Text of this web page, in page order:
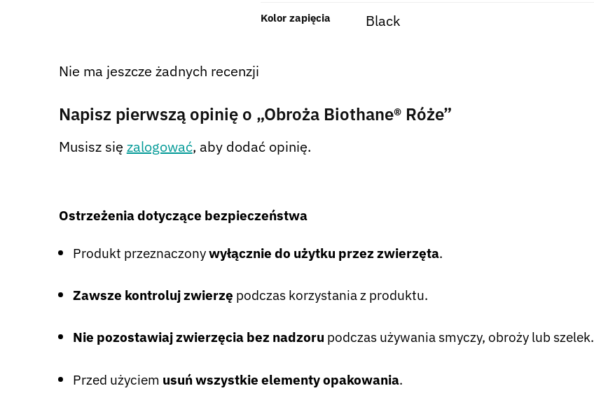
Kolor zapięcia Black
Nie ma jeszcze żadnych recenzji
Napisz pierwszą opinię o „Obroża Biothane® Róże”
Musisz się zalogować, aby dodać opinię.
Ostrzeżenia dotyczące bezpieczeństwa
Produkt przeznaczonywyłącznie do użytku przez zwierzęta.
Zawsze kontroluj zwierzę podczas korzystania z produktu.
Nie pozostawiaj zwierzęcia bez nadzoru podczas używania smyczy, obroży lub szelek.
Przed użyciem usuń wszystkie elementy opakowania.